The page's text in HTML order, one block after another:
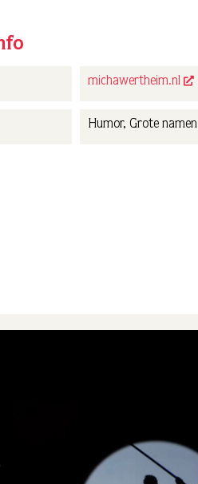
michawertheim.nl
Humor, Grote namen